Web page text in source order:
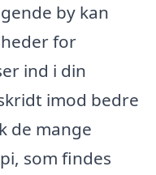
by kan
for
ind i din
imod bedre
de mange
som findes